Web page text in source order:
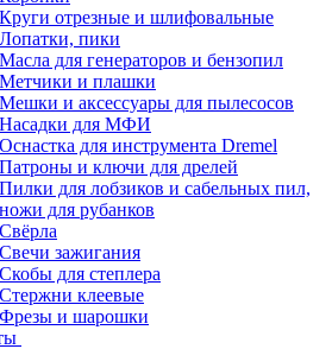
Круги отрезные и шлифовальные
Лопатки, пики
Масла для генераторов и бензопил
Метчики и плашки
Мешки и аксессуары для пылесосов
Насадки для МФИ
Оснастка для инструмента Dremel
Патроны и ключи для дрелей
Пилки для лобзиков и сабельных пил,
ножи для рубанков
Свёрла
Свечи зажигания
Скобы для степлера
Стержни клеевые
Фрезы и шарошки